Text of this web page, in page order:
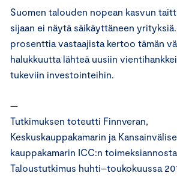
Suomen talouden nopean kasvun
sijaan ei näytä säikäyttäneen
prosenttia vastaajista kertoo tämän
halukkuutta lähteä uusiin
tukeviin investointeihin.
—
Tutkimuksen toteutti Finnveran,
Keskuskauppakamarin ja
kauppakamarin ICC:n toimeksiannosta
Taloustutkimus huhti–toukokuussa